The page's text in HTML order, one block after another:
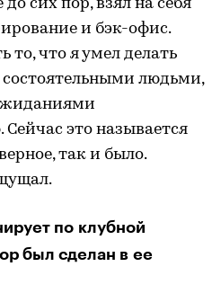
сих пор, взял на себя
и бэк-офис.
что я умел делать
людьми,
Сейчас это называется
так и было.
по клубной
был сделан в ее